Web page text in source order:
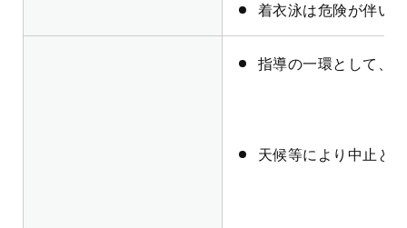
着衣泳は危険が伴い
指導の一環として、
天候等により中止と